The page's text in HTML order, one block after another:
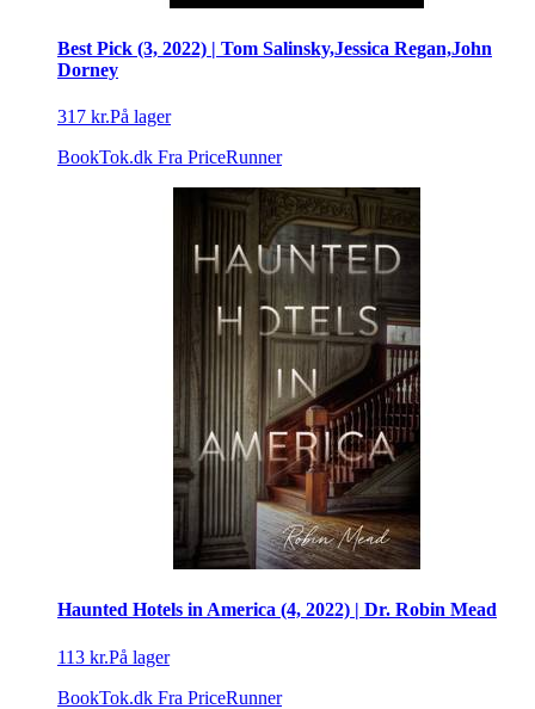
Best Pick (3, 2022) | Tom Salinsky,Jessica Regan,John
Dorney
317 kr.På lager
BookTok.dk Fra PriceRunner
Haunted Hotels in America (4, 2022) | Dr. Robin Mead
113 kr.På lager
BookTok.dk Fra PriceRunner